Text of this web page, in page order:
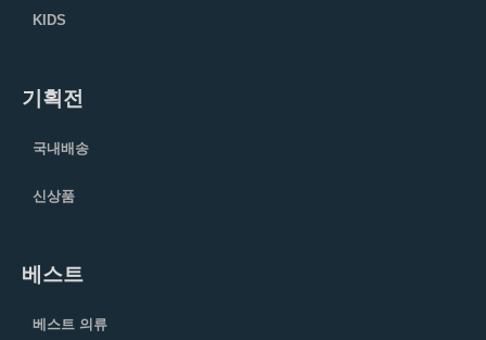
KIDS
기획전
국내배송
신상품
베스트
베스트 의류